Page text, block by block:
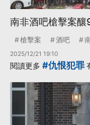
南非酒吧槍擊案
槍擊案 酒吧
2025/12/21 19:10
閱讀更多 #仇恨犯罪